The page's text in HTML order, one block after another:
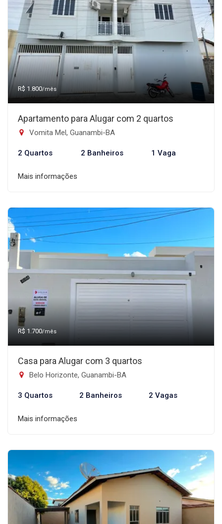
R$ 1.800/mês
Apartamento para Alugar com 2 quartos
Vomita Mel, Guanambi-BA
2 Quartos 2 Banheiros 1 Vaga
Mais informações
R$ 1.700/mês
Casa para Alugar com 3 quartos
Belo Horizonte, Guanambi-BA
3 Quartos 2 Banheiros 2 Vagas
Mais informações